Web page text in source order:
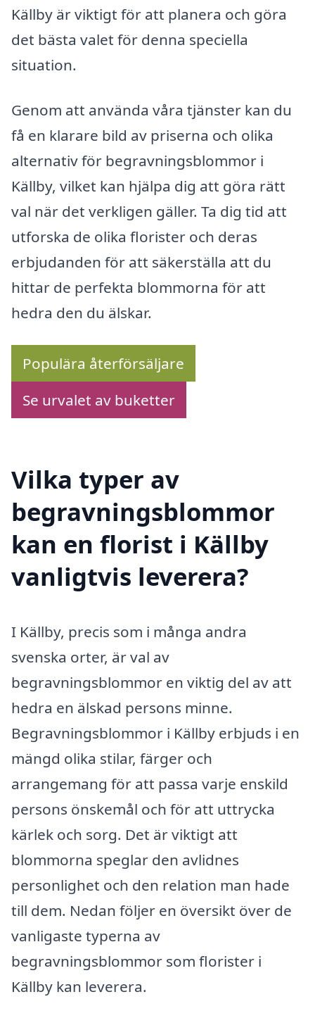
Källby är viktigt för att planera och göra
det bästa valet för denna speciella
situation.
Genom att använda våra tjänster kan du
få en klarare bild av priserna och olika
alternativ för begravningsblommor i
Källby, vilket kan hjälpa dig att göra rätt
val när det verkligen gäller. Ta dig tid att
utforska de olika florister och deras
erbjudanden för att säkerställa att du
hittar de perfekta blommorna för att
hedra den du älskar.
Populära återförsäljare
Se urvalet av buketter
Vilka typer av
begravningsblommor
kan en florist i Källby
vanligtvis leverera?
I Källby, precis som i många andra
svenska orter, är val av
begravningsblommor en viktig del av att
hedra en älskad persons minne.
Begravningsblommor i Källby erbjuds i en
mängd olika stilar, färger och
arrangemang för att passa varje enskild
persons önskemål och för att uttrycka
kärlek och sorg. Det är viktigt att
blommorna speglar den avlidnes
personlighet och den relation man hade
till dem. Nedan följer en översikt över de
vanligaste typerna av
begravningsblommor som florister i
Källby kan leverera.